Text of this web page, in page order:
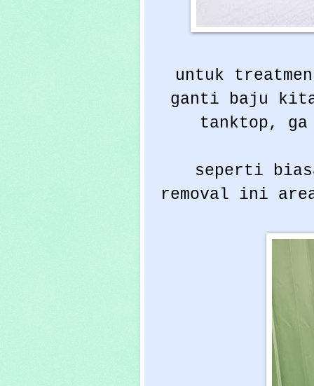
untuk
ganti baju
tanktop, ga
seperti
removal ini